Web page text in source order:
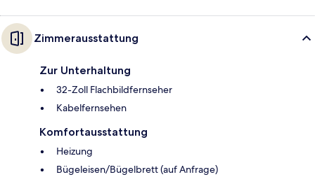
Zimmerausstattung
Zur Unterhaltung
32-Zoll Flachbildfernseher
Kabelfernsehen
Komfortausstattung
Heizung
Bügeleisen/Bügelbrett (auf Anfrage)